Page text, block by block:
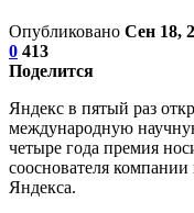
Опубликовано Сен 18,
0 413
Поделится
Яндекс в пятый раз
международную
четыре года премия
сооснователя компании
Яндекса.